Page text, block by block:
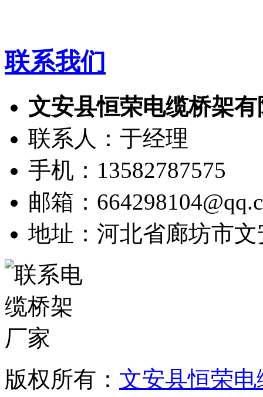
联系我们
文安县恒荣电缆桥架
联系人：于经理
手机：13582787575
邮箱：
地址：河北省廊坊市
版权所有： 文安县恒荣